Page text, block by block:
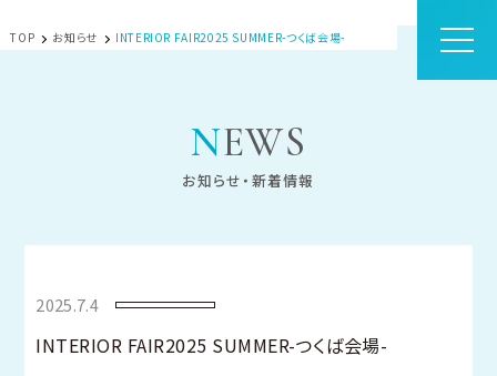
NEWS
お知らせ・新着情報
TOP お知らせ INTERIOR FAIR2025 SUMMER-つくば会場-
2025.7.4
INTERIOR FAIR2025 SUMMER-つくば会場-